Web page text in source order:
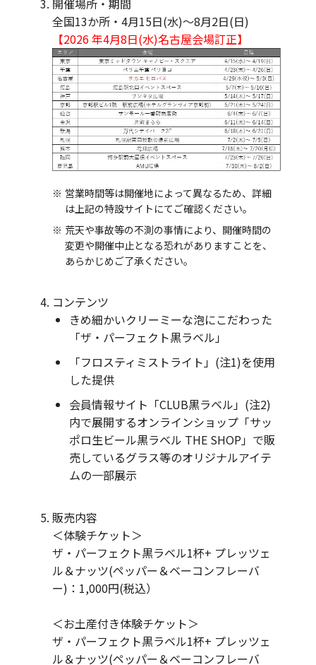
開催場所・期間
全国13か所・4月15日(水)～8月2日(日)
【2026 年4月8日(水)名古屋会場訂正】
営業時間等は開催地によって異なるため、詳細
は上記の特設サイトにてご確認ください。
荒天や事故等の不測の事情により、開催時間の
変更や開催中止となる恐れがありますことを、
あらかじめご了承ください。
コンテンツ
きめ細かいクリーミーな泡にこだわった
「ザ・パーフェクト黒ラベル」
「フロスティミストライト」(注1)を使用
した提供
会員情報サイト「CLUB黒ラベル」(注2)
内で展開するオンラインショップ「サッ
ポロ生ビール黒ラベル THE SHOP」で販
売しているグラス等のオリジナルアイテ
ムの一部展示
販売内容
＜体験チケット＞
ザ・パーフェクト黒ラベル1杯+ プレッツェ
ル＆ナッツ(ペッパー＆ベーコンフレーバ
ー)：1,000円(税込）
＜お土産付き体験チケット＞
ザ・パーフェクト黒ラベル1杯+ プレッツェ
ル＆ナッツ(ペッパー＆ベーコンフレーバ